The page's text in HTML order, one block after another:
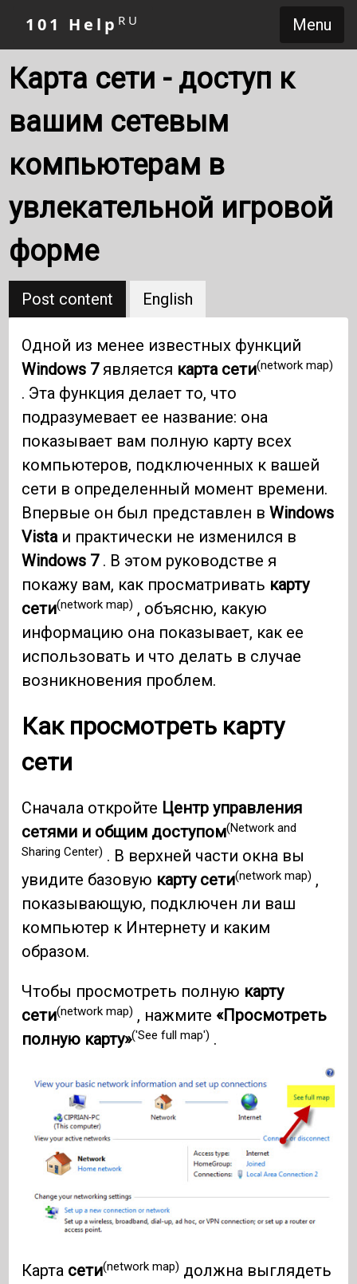
Menu
101 Help RU
Карта сети - доступ к
вашим сетевым
компьютерам в
увлекательной игровой
форме
Post content English
Одной из менее известных функций
Windows 7является карта сети(network map)
. Эта функция делает то, что
подразумевает ее название: она
показывает вам полную карту всех
компьютеров, подключенных к вашей
сети в определенный момент времени.
Впервые он был представлен вWindows
Vistaи практически не изменился в
Windows 7. В этом руководстве я
покажу вам, как просматривать карту
сети(network map) , объясню, какую
информацию она показывает, как ее
использовать и что делать в случае
возникновения проблем.
Как просмотреть карту
сети
Сначала откройте Центр управления
сетями и общим доступом(Network and
Sharing Center) . В верхней части окна вы
увидите базовую карту сети(network map) ,
показывающую, подключен ли ваш
компьютер к Интернету и каким
образом.
Чтобы просмотреть полную карту
сети(network map) , нажмите «Просмотреть
полную карту»('See full map') .
Карта сети(network map) должна выглядеть